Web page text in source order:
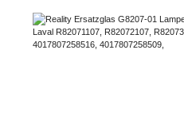
Bildergalerie überspringen